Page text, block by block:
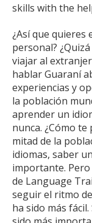
skills with the
¿Así que
personal?
viajar al
hablar Guaraní
experiencias y
la población
aprender un
nunca. ¿Cómo
mitad de la
idiomas, saber
importante.
de Language
seguir el ritmo
ha sido más